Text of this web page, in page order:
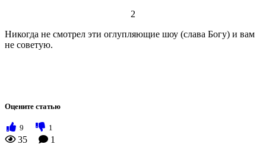
2
Никогда не смотрел эти оглупляющие шоу (слава Богу) и вам
не советую.
Оцените статью
9 1
35 1